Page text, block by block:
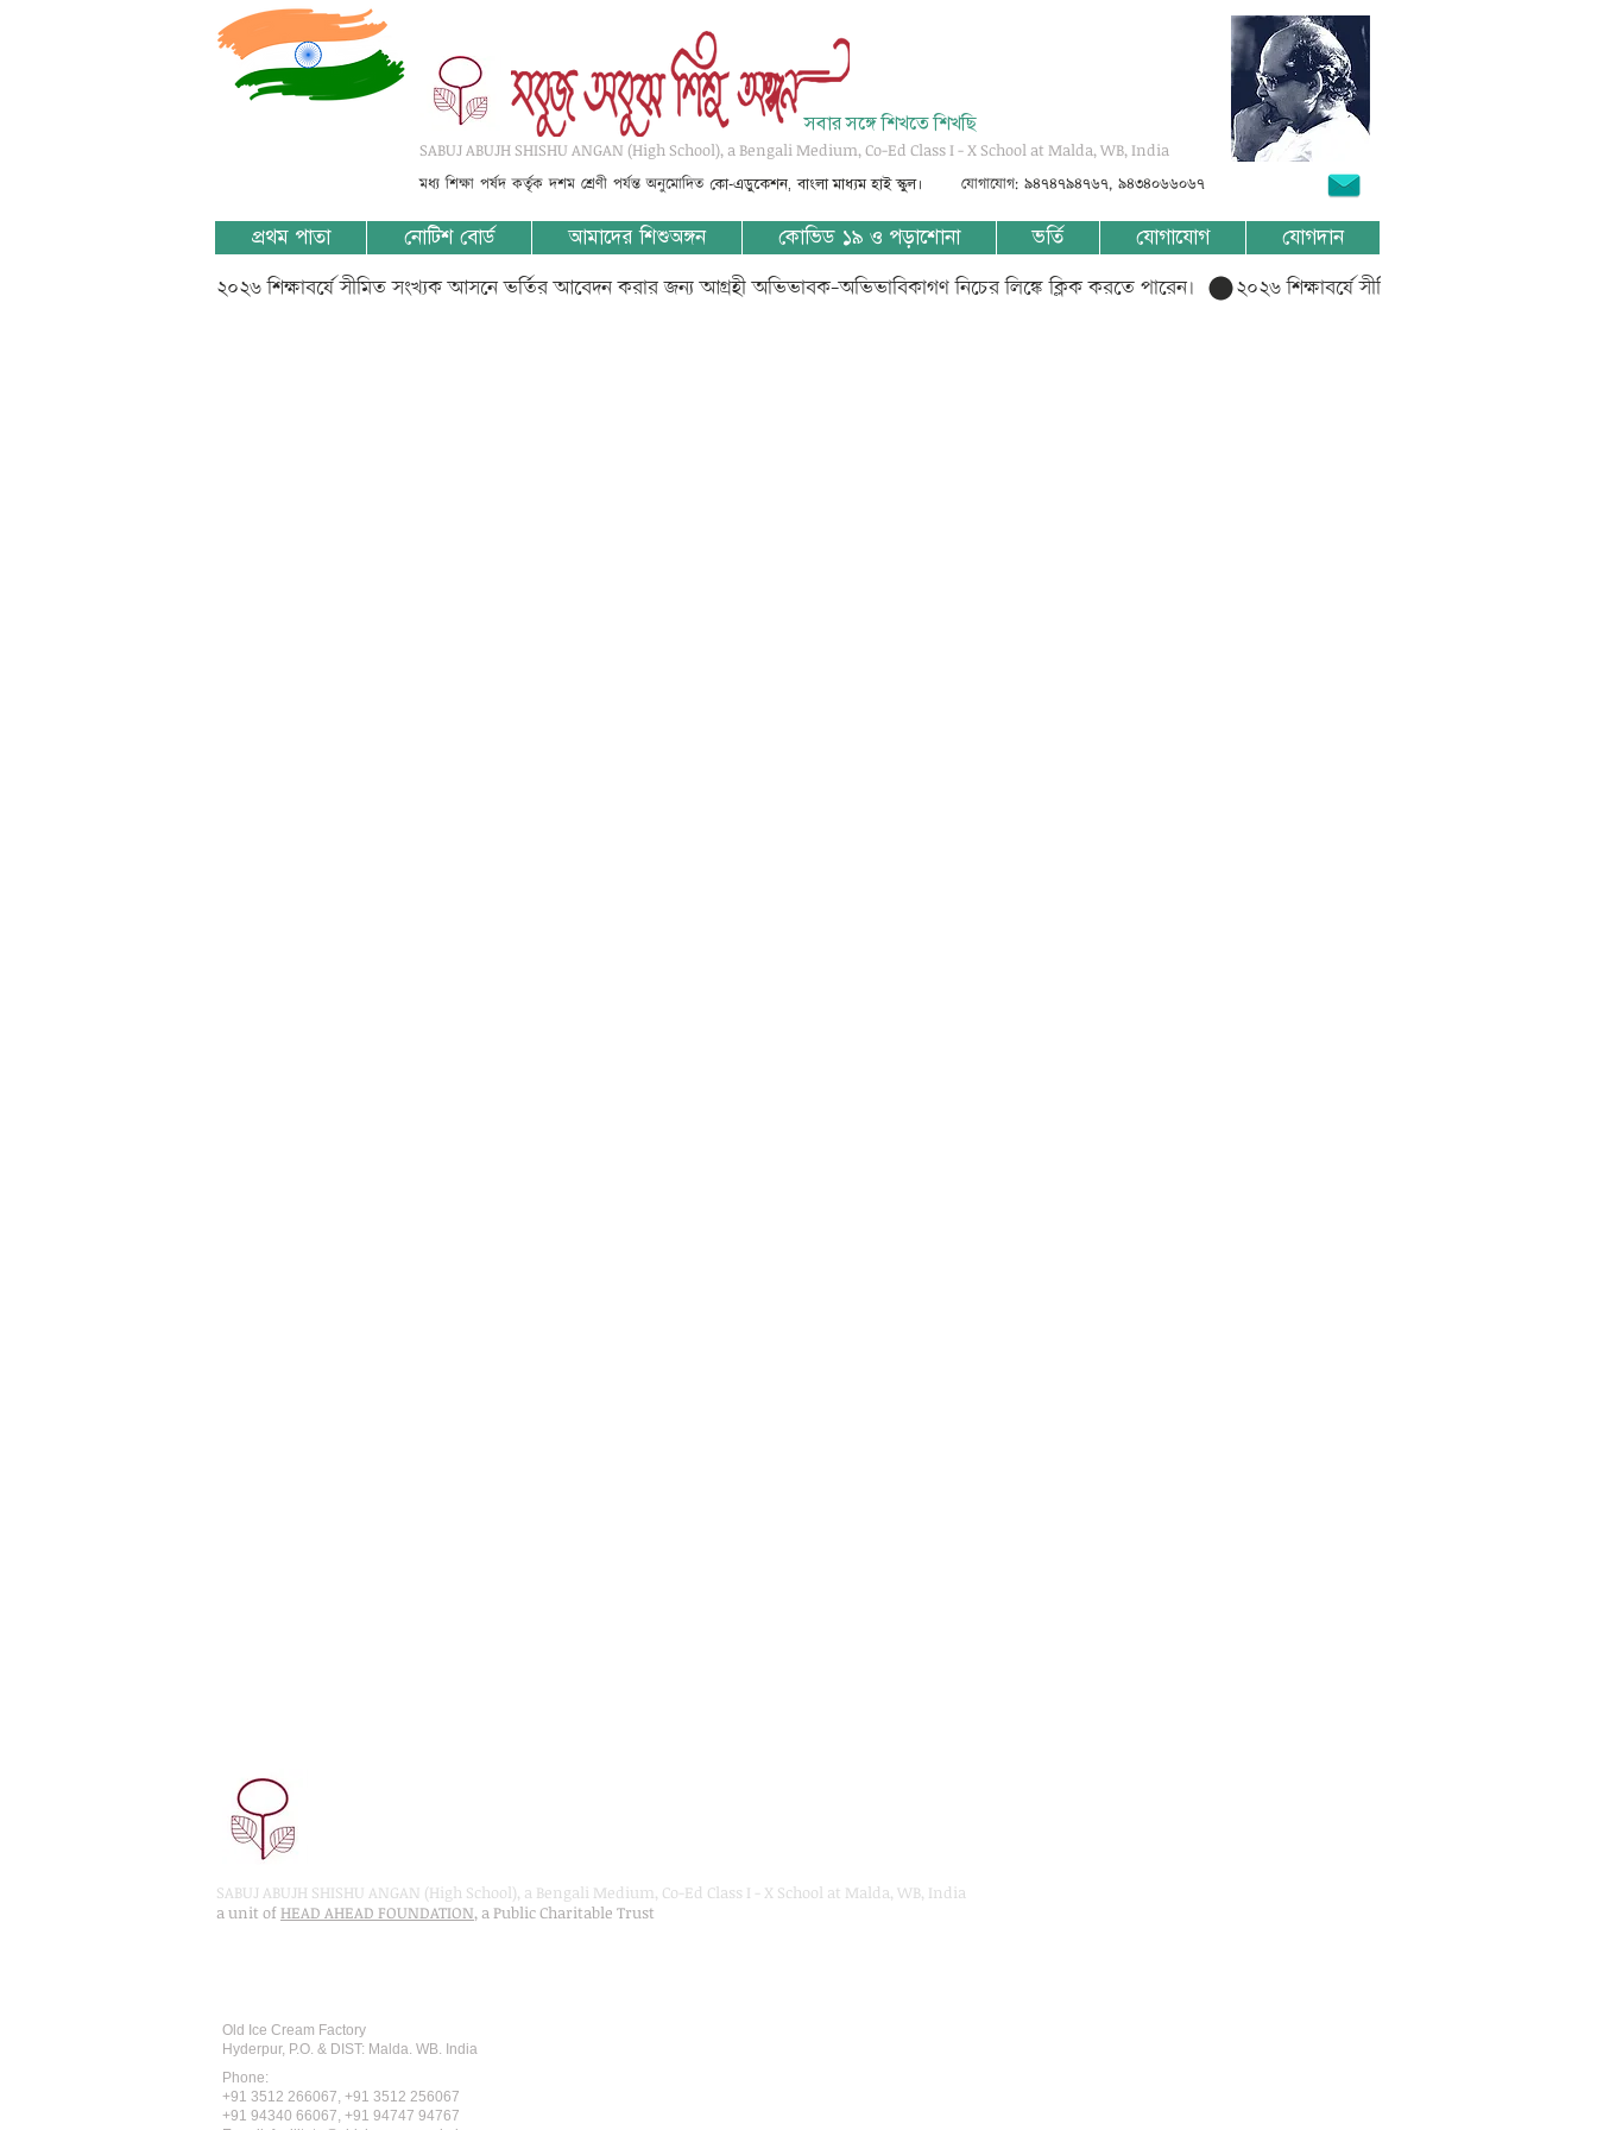
সবার সঙ্গে শিখতে শিখছি
SABUJ ABUJH SHISHU ANGAN (High School), a Bengali Medium, Co-Ed Class I - X School at Malda, WB, India
মধ্য শিক্ষা পর্ষদ কর্তৃক দশম শ্রেণী পর্যন্ত অনুমোদিত কো-এডুকেশন, বাংলা মাধ্যম হাই স্কুল। যোগাযোগ: ৯৪৭৪৭৯৪৭৬৭, ৯৪৩৪০৬৬০৬৭
প্রথম পাতা নোটিশ বোর্ড আমাদের শিশুঅঙ্গন কোভিড ১৯ ও পড়াশোনা ভর্তি যোগাযোগ যোগদান
২০২৬ শিক্ষাবর্ষে সীমিত সংখ্যক আসনে ভর্তির আবেদন করার জন্য আগ্রহী অভিভাবক-অভিভাবিকাগণ নিচের লিঙ্কে ক্লিক করতে পারেন।
SABUJ ABUJH SHISHU ANGAN (High School), a Bengali Medium, Co-Ed Class I - X School at Malda, WB, India
a unit ofHEAD AHEAD FOUNDATION, a Public Charitable Trust
Old Ice Cream Factory
Hyderpur, P.O. & DIST: Malda. WB. India
Phone:
+91 3512 266067, +91 3512 256067
+91 94340 66067, +91 94747 94767